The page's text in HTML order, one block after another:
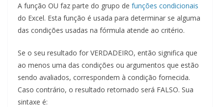
A função OU faz parte do grupo de funções condicionais
do Excel. Esta função é usada para determinar se alguma
das condições usadas na fórmula atende ao critério.
Se o seu resultado for VERDADEIRO, então significa que
ao menos uma das condições ou argumentos que estão
sendo avaliados, correspondem à condição fornecida.
Caso contrário, o resultado retornado será FALSO. Sua
sintaxe é: